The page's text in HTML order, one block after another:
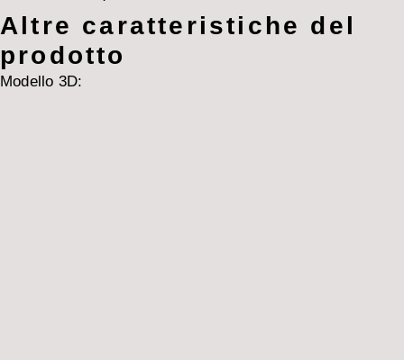
Altre caratteristiche del
prodotto
Modello 3D: